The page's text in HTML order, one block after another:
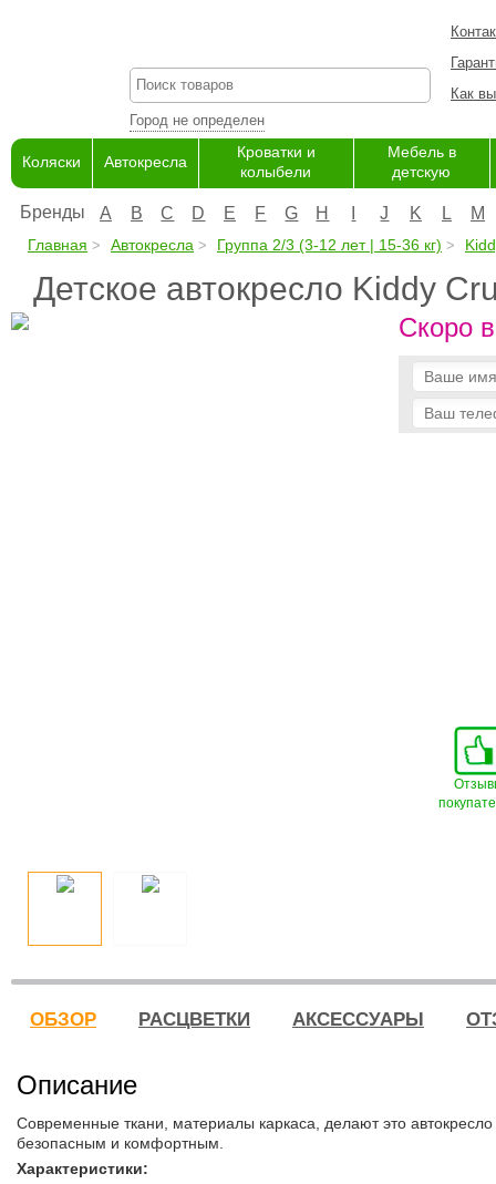
Город не определен
Как
Коляски Автокресла
Кроватки и
колыбели
Мебель в
детскую
Бренды A B C D E F G H J K L M
Главная Автокресла Группа 2/3 (3-12 лет | 15-36 кг)
Детское автокресло Kiddy
Скоро
ОБЗОР РАСЦВЕТКИ АКСЕССУАРЫ
Описание
Современные ткани, материалы каркаса, делают это автокресло
безопасным и комфортным.
Характеристики: